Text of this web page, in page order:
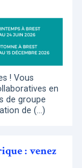
! Vous
en
de groupe
de (…)
: venez